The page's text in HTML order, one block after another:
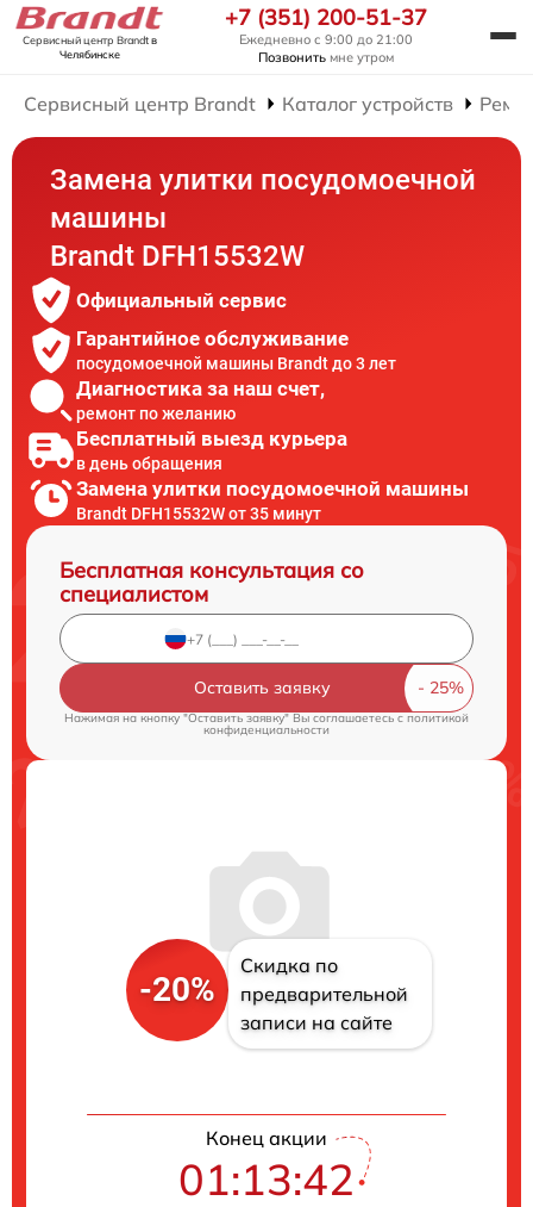
Сервисный центр Brandtв
Челябинске
+7 (351) 200-51-37
Ежедневно с 9:00 до 21:00
Позвонить мне утром
Сервисный центр Brandt Каталог устройств
Замена улитки посудомоечной
машины
Brandt DFH15532W
Официальный сервис
Гарантийное обслуживание
посудомоечной машины Brandt до 3 лет
Диагностика за наш счет,
ремонт по желанию
Бесплатный выезд курьера
в день обращения
Замена улитки посудомоечной машины
Brandt DFH15532W от 35 минут
Бесплатная консультация со
специалистом
Оставить заявку
Нажимая на кнопку "Оставить заявку" Вы соглашаетесь cполитикой
конфиденциальности
-20%
Скидка по
предварительной
записи на сайте
Конец акции
01:13:41